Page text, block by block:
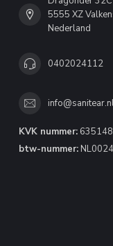
5555 XZ
Nederland
0402024112
KVK nummer:
btw-nummer: